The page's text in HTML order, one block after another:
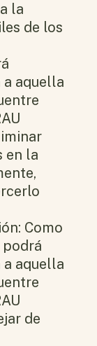
la
de los
aquella
en la
Como
podrá
aquella
de